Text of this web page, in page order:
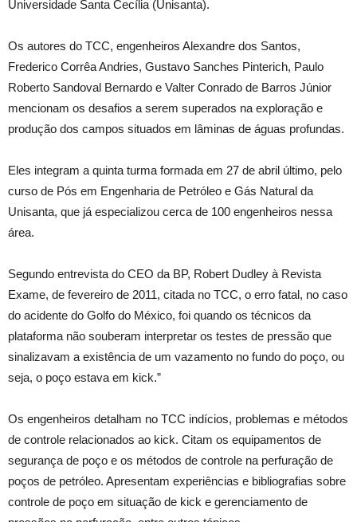
Universidade Santa Cecília (Unisanta).
Os autores do TCC, engenheiros Alexandre dos Santos,
Frederico Corrêa Andries, Gustavo Sanches Pinterich, Paulo
Roberto Sandoval Bernardo e Valter Conrado de Barros Júnior
mencionam os desafios a serem superados na exploração e
produção dos campos situados em lâminas de águas profundas.
Eles integram a quinta turma formada em 27 de abril último, pelo
curso de Pós em Engenharia de Petróleo e Gás Natural da
Unisanta, que já especializou cerca de 100 engenheiros nessa
área.
Segundo entrevista do CEO da BP, Robert Dudley à Revista
Exame, de fevereiro de 2011, citada no TCC, o erro fatal, no caso
do acidente do Golfo do México, foi quando os técnicos da
plataforma não souberam interpretar os testes de pressão que
sinalizavam a existência de um vazamento no fundo do poço, ou
seja, o poço estava em kick.”
Os engenheiros detalham no TCC indícios, problemas e métodos
de controle relacionados ao kick. Citam os equipamentos de
segurança de poço e os métodos de controle na perfuração de
poços de petróleo. Apresentam experiências e bibliografias sobre
controle de poço em situação de kick e gerenciamento de